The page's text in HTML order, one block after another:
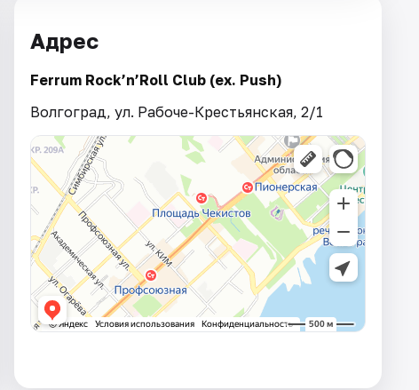
Адрес
Ferrum Rock’n’Roll Club (ex. Push)
Волгоград, ул. Рабоче-Крестьянская, 2/1